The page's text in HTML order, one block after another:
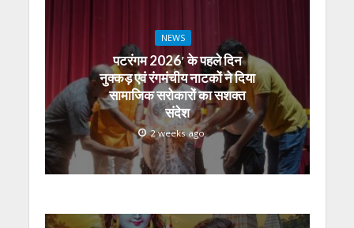
NEWS
पटरंगम 2026′ के पहले दिन
नुक्कड़ एवं रंगमंचीय नाटकों ने दिया
सामाजिक सरोकारों का सशक्त
संदेश
2 weeks ago